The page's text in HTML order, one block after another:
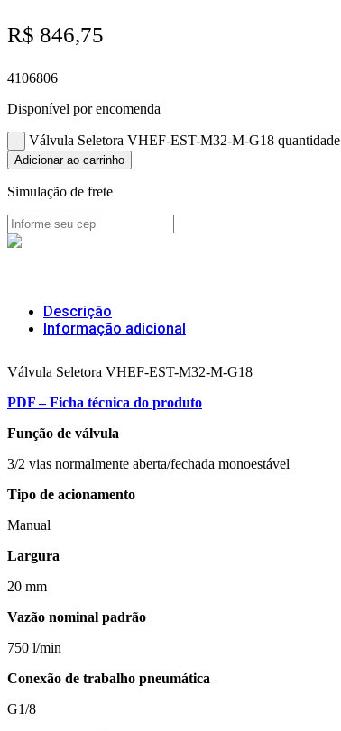
R$ 846,75
4106806
Disponível por encomenda
Válvula Seletora VHEF-EST-M32-M-G18 quantidade
Adicionar ao carrinho
Simulação de frete
Descrição
Informação adicional
Válvula Seletora VHEF-EST-M32-M-G18
PDF – Ficha técnica do produto
Função de válvula
3/2 vias normalmente aberta/fechada monoestável
Tipo de acionamento
Manual
Largura
20 mm
Vazão nominal padrão
750 l/min
Conexão de trabalho pneumática
G1/8